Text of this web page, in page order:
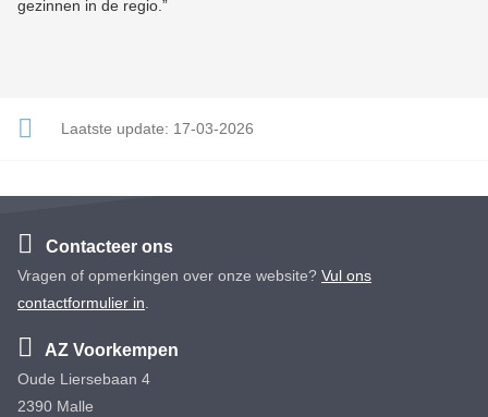
gezinnen in de regio.”
Laatste update: 17-03-2026
Contacteer ons
Vragen of opmerkingen over onze website? Vul ons
contactformulier in
AZ Voorkempen
Oude Liersebaan 4
2390 Malle